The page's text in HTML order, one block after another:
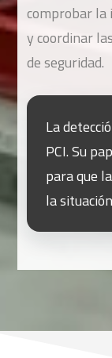
comprobar la
y coordinar
de seguridad.
La
PCI. Su
para que
la